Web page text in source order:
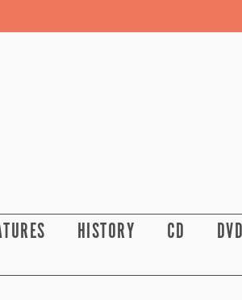
HISTORY CD DVD